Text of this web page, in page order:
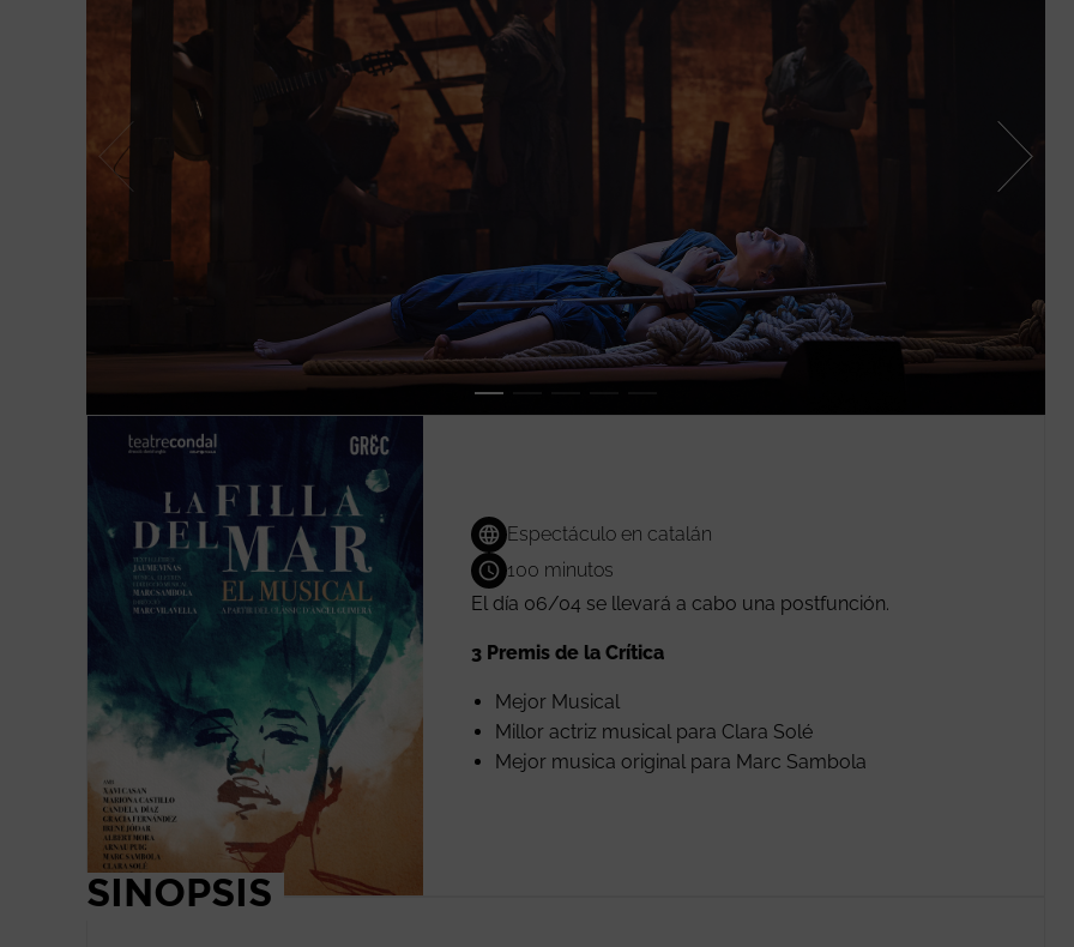
Espectáculo en catalán
100 minutos
El día 06/04 se llevará a cabo una postfunción.
3 Premis de la Crítica
Mejor Musical
Millor actriz musical para Clara Solé
Mejor musica original para Marc Sambola
SINOPSIS